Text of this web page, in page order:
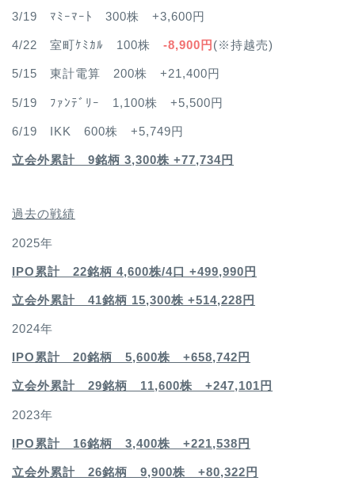
3/19 ﾏﾐｰﾏｰﾄ 300株 +3,600円
4/22 室町ｹﾐｶﾙ 100株 -8,900円 (※持越売)
5/15 東計電算 200株 +21,400円
5/19 ﾌｧﾝﾃﾞﾘｰ 1,100株 +5,500円
6/19 IKK 600株 +5,749円
立会外累計 9銘柄 3,300株 +77,734円
過去の戦績
2025年
IPO累計 22銘柄 4,600株/4口 +499,990円
立会外累計 41銘柄 15,300株 +514,228円
2024年
IPO累計 20銘柄 5,600株 +658,742円
立会外累計 29銘柄 11,600株 +247,101円
2023年
IPO累計 16銘柄 3,400株 +221,538円
立会外累計 26銘柄 9,900株 +80,322円